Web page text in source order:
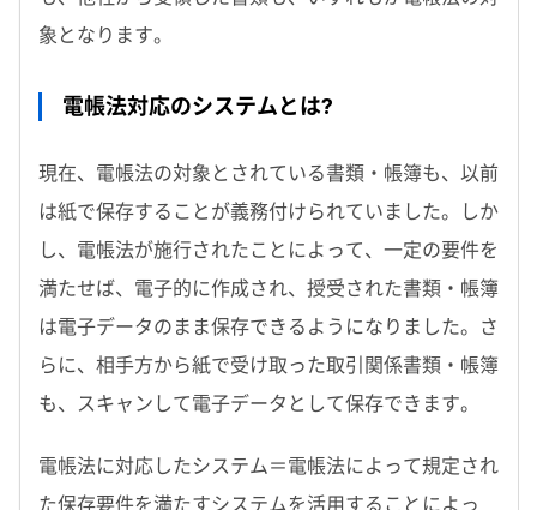
象となります。
電帳法対応のシステムとは?
現在、電帳法の対象とされている書類・帳簿も、以前
は紙で保存することが義務付けられていました。しか
し、電帳法が施行されたことによって、一定の要件を
満たせば、電子的に作成され、授受された書類・帳簿
は電子データのまま保存できるようになりました。さ
らに、相手方から紙で受け取った取引関係書類・帳簿
も、スキャンして電子データとして保存できます。
電帳法に対応したシステム＝電帳法によって規定され
た保存要件を満たすシステムを活用することによっ